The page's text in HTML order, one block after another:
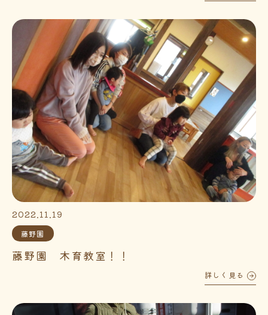
2022.11.19
藤野園
藤野園 木育教室！！
詳しく見る